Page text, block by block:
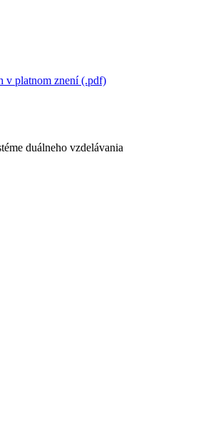
v platnom znení (.pdf)
duálneho vzdelávania